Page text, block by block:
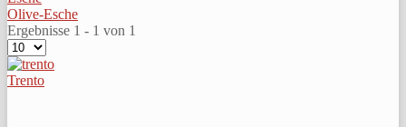
Olive-Esche
Ergebnisse 1 - 1 von 1
Trento